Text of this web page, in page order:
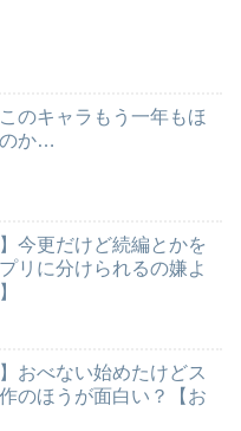
のキャラもう一年もほ
か…
今更だけど続編とかを
リに分けられるの嫌よ
おべない始めたけどス
のほうが面白い？【お